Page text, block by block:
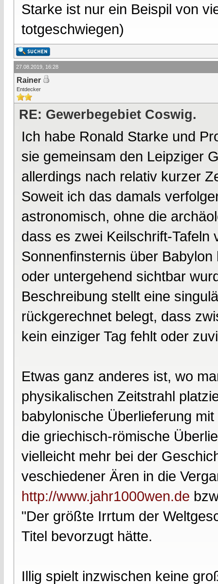
Starke ist nur ein Beispil von
totgeschwiegen)
27.08.2019, 16:28
Rainer
Entdecker
RE: Gewerbegebiet Coswig.
Ich habe Ronald Starke und
sie gemeinsam den Leipziger
allerdings nach relativ kurzer
Soweit ich das damals
astronomisch, ohne die
dass es zwei Keilschrift-Tafeln
Sonnenfinsternis über
oder untergehend sichtbar
Beschreibung stellt eine
rückgerechnet belegt, dass
kein einziger Tag fehlt oder
Etwas ganz anderes ist, wo
physikalischen Zeitstrahl
babylonische Überlieferung
die griechisch-römische
vielleicht mehr bei der
veschiedener Ären in die
http://www.jahr1000wen.de
"Der größte Irrtum der
Titel bevorzugt hätte.
Illig spielt inzwischen keine